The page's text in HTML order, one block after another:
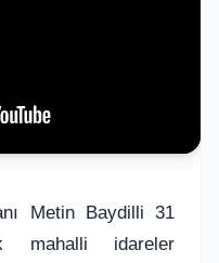
Metin Baydilli 31
mahalli idareler